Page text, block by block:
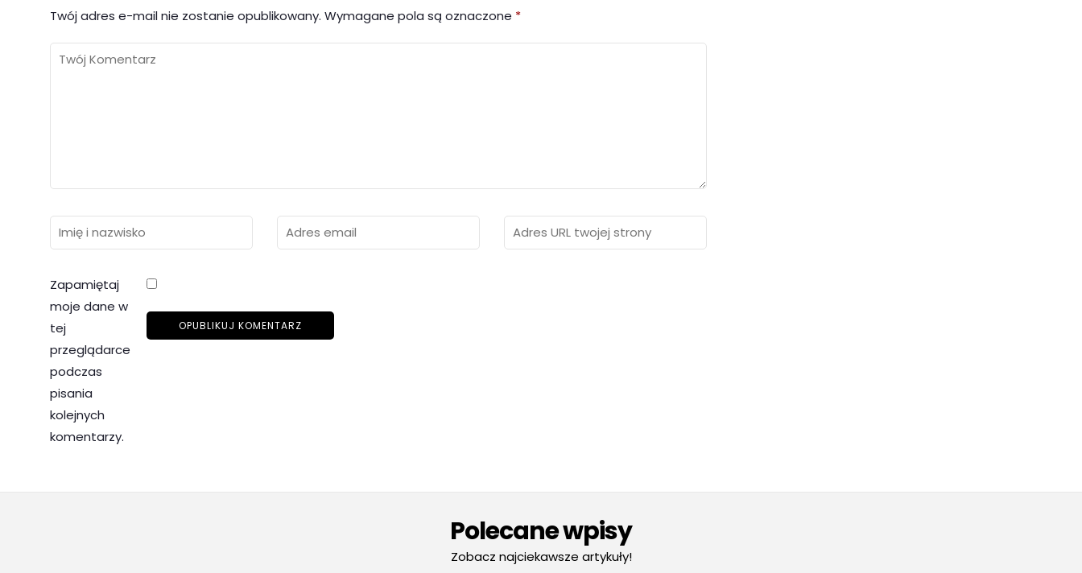
Twój adres e-mail nie zostanie opublikowany. Wymagane pola są oznaczone *
Zapamiętaj
moje dane w
tej
przeglądarce
podczas
pisania
kolejnych
komentarzy.
Polecane wpisy
Zobacz najciekawsze artykuły!